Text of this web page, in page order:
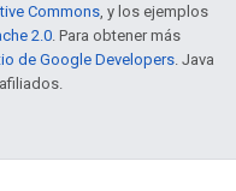
Commons , y los ejemplos
2.0 . Para obtener más
de Google Developers . Java